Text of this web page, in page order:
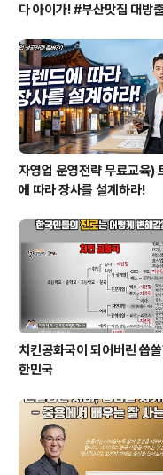
다 아이가! #부산맛집 대방
자영업 운영전략 무료교육)
에 따라 장사를 설계하라!
치킨공화국이 되어버린 씁
한민국